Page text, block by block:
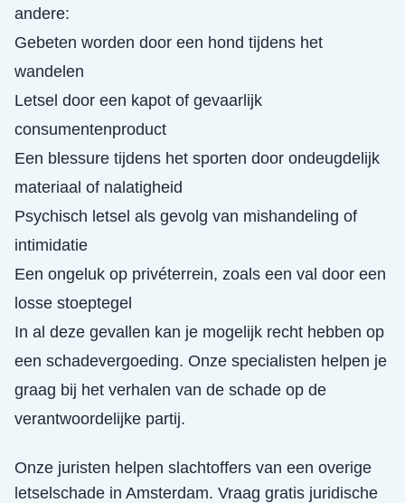
andere:
Gebeten worden door een hond tijdens het
wandelen
Letsel door een kapot of gevaarlijk
consumentenproduct
Een blessure tijdens het sporten door ondeugdelijk
materiaal of nalatigheid
Psychisch letsel als gevolg van mishandeling of
intimidatie
Een ongeluk op privéterrein, zoals een val door een
losse stoeptegel
In al deze gevallen kan je mogelijk recht hebben op
een schadevergoeding. Onze specialisten helpen je
graag bij het verhalen van de schade op de
verantwoordelijke partij.
Onze juristen helpen slachtoffers van een overige
letselschade in Amsterdam. Vraag gratis juridische